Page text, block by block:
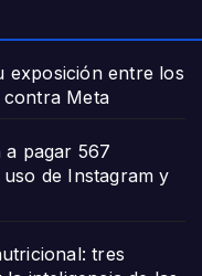
exposición entre los
contra Meta
a pagar 567
de Instagram y
tres